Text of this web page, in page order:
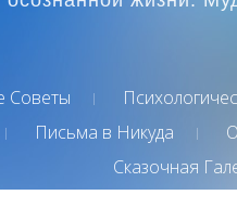
Советы
Письма в Никуда
Сказочная